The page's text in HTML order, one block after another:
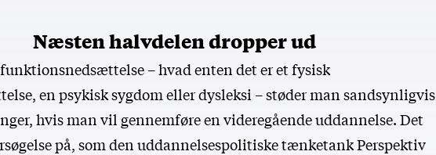
Næsten halvdelen dropper ud
– hvad enten det er et fysisk
en psykisk sygdom eller dysleksi – støder man sandsynligvis
hvis man vil gennemføre en videregående uddannelse. Det
på, som den uddannelsespolitiske tænketank Perspektiv